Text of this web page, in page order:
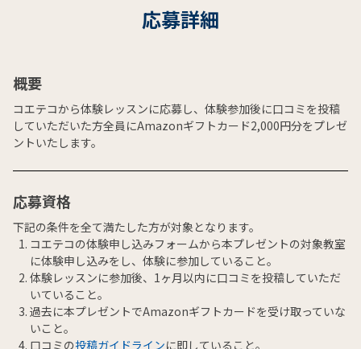
応募詳細
概要
コエテコから体験レッスンに応募し、体験参加後に口コミを投稿
していただいた方全員にAmazonギフトカード2,000円分をプレゼ
ントいたします。
応募資格
下記の条件を全て満たした方が対象となります。
コエテコの体験申し込みフォームから本プレゼントの対象教室
に体験申し込みをし、体験に参加していること。
体験レッスンに参加後、1ヶ月以内に口コミを投稿していただ
いていること。
過去に本プレゼントでAmazonギフトカードを受け取っていな
いこと。
口コミの投稿ガイドラインに即していること。